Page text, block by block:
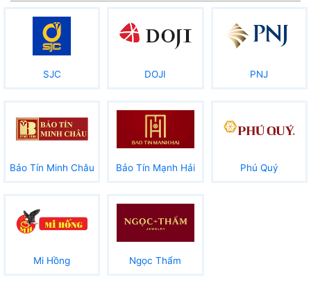
SJC DOJI PNJ
Bảo Tín Minh Châu Bảo Tín Mạnh Hải Phú Quý
Mi Hồng Ngọc Thẩm